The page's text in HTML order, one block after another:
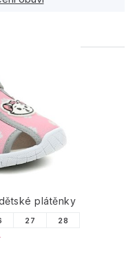
plátěnky
27 28